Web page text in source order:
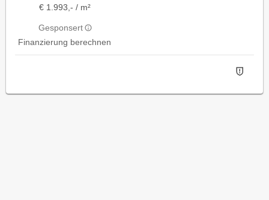
€ 1.993,- / m²
Gesponsert
Finanzierung berechnen